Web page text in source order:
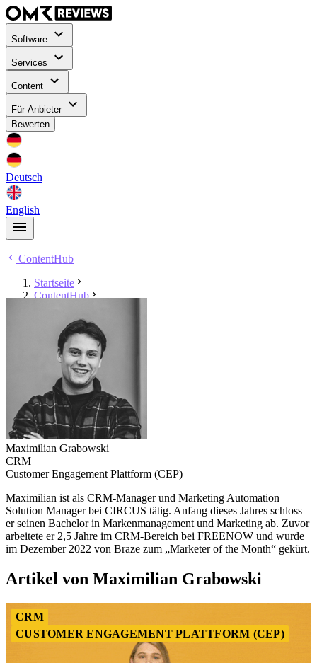
Software
Services
Content
Für Anbieter
Bewerten
Deutsch
English
ContentHub
Startseite
ContentHub
Maximilian Grabowski
CRM
Customer Engagement Plattform (CEP)
Maximilian ist als CRM-Manager und Marketing Automation
Solution Manager bei CIRCUS tätig. Anfang dieses Jahres schloss
er seinen Bachelor in Markenmanagement und Marketing ab. Zuvor
arbeitete er 2,5 Jahre im CRM-Bereich bei FREENOW und wurde
im Dezember 2022 von Braze zum „Marketer of the Month“ gekürt.
Artikel von Maximilian Grabowski
CRM
CUSTOMER ENGAGEMENT PLATTFORM (CEP)